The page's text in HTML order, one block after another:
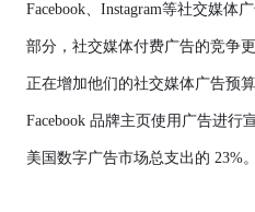
Facebook、Instagram等社交媒体
部分，社交媒体付费广告的竞争
正在增加他们的社交媒体广告预
Facebook 品牌主页使用广告进行
美国数字广告市场总支出的 23%。